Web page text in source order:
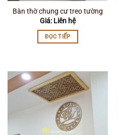
Bàn thờ chung cư treo tường
Giá: Liên hệ
ĐỌC TIẾP